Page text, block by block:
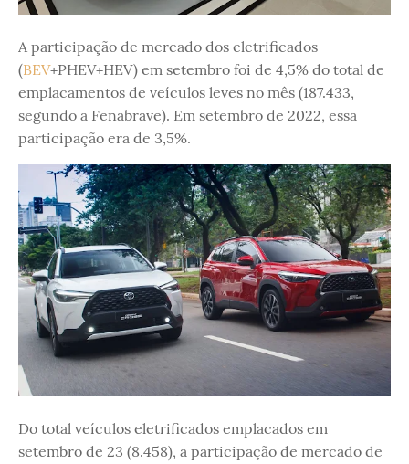
A participação de mercado dos eletrificados
(BEV+PHEV+HEV) em setembro foi de 4,5% do total de
emplacamentos de veículos leves no mês (187.433,
segundo a Fenabrave). Em setembro de 2022, essa
participação era de 3,5%.
Do total veículos eletrificados emplacados em
setembro de 23 (8.458), a participação de mercado de